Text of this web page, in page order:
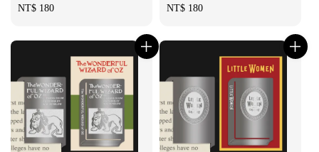
Regular
NT$ 180
Regular
NT$ 180